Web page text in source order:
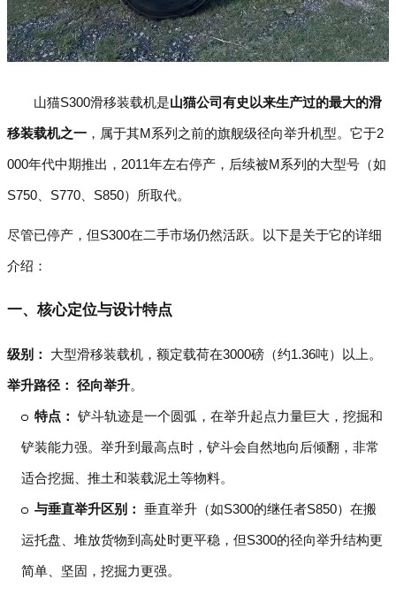
山猫S300滑移装载机是山猫公司有史以来生产过的最大的滑
移装载机之一 ，属于其M系列之前的旗舰级径向举升机型。它于2
000年代中期推出，2011年左右停产，后续被M系列的大型号（如
S750、S770、S850）所取代。
尽管已停产，但S300在二手市场仍然活跃。以下是关于它的详细
介绍：
一、核心定位与设计特点
级别： 大型滑移装载机，额定载荷在3000磅（约1.36吨）以上。
举升路径： 径向举升。
特点： 铲斗轨迹是一个圆弧，在举升起点力量巨大，挖掘和
铲装能力强。举升到最高点时，铲斗会自然地向后倾翻，非常
适合挖掘、推土和装载泥土等物料。
与垂直举升区别： 垂直举升（如S300的继任者S850）在搬
运托盘、堆放货物到高处时更平稳，但S300的径向举升结构更
简单、坚固，挖掘力更强。